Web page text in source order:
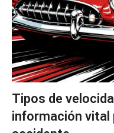
Tipos de
información vital